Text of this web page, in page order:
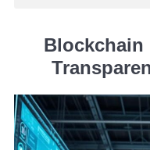
Blockchain